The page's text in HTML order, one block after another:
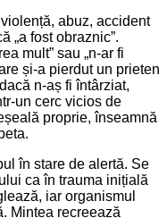
abuz, accident
„a fost obraznic”.
mult” sau „n-ar fi
și-a pierdut un prieten
n-aș fi întârziat,
un cerc vicios de
proprie, înseamnă
în stare de alertă. Se
ca în trauma inițială
iar organismul
Mintea recreează